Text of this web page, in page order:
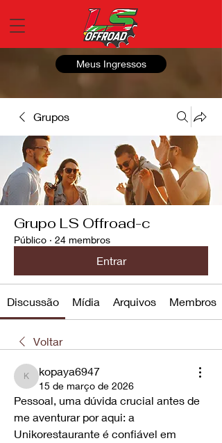
Meus Ingressos
Grupos
Grupo LS Offroad-c
Público · 24 membros
Entrar
Discussão Mídia Arquivos Membros
Voltar
kopaya6947
kopaya6947
15 de março de 2026
Pessoal, uma dúvida crucial antes de
me aventurar por aqui: a
Unikorestaurante é confiável em